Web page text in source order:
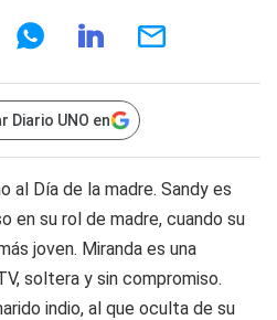
Diario UNO en
al Día de la madre. Sandy es
en su rol de madre, cuando su
joven. Miranda es una
soltera y sin compromiso.
indio, al que oculta de su